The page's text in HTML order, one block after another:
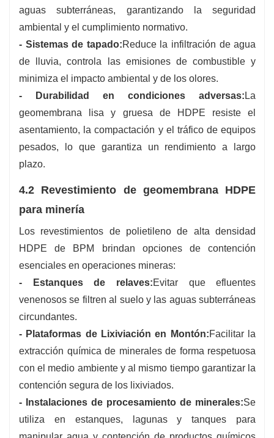
aguas subterráneas, garantizando la seguridad
ambiental y el cumplimiento normativo.
- Sistemas de tapado:Reduce la infiltración de agua
de lluvia, controla las emisiones de combustible y
minimiza el impacto ambiental y de los olores.
- Durabilidad en condiciones adversas: La
geomembrana lisa y gruesa de HDPE resiste el
asentamiento, la compactación y el tráfico de equipos
pesados, lo que garantiza un rendimiento a largo
plazo.
4.2 Revestimiento de geomembrana HDPE
para minería
Los revestimientos de polietileno de alta densidad
HDPE de BPM brindan opciones de contención
esenciales en operaciones mineras:
- Estanques de relaves:Evitar que efluentes
venenosos se filtren al suelo y las aguas subterráneas
circundantes.
- Plataformas de Lixiviación en Montón:Facilitar la
extracción química de minerales de forma respetuosa
con el medio ambiente y al mismo tiempo garantizar la
contención segura de los lixiviados.
- Instalaciones de procesamiento de minerales:Se
utiliza en estanques, lagunas y tanques para